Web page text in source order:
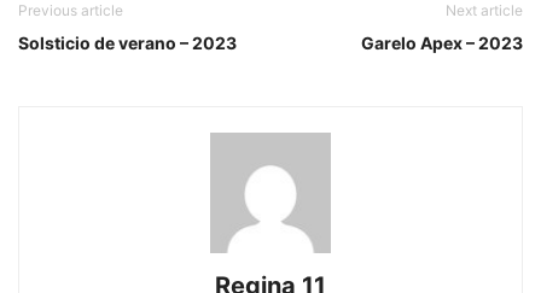
Previous article
Solsticio de verano – 2023
Next article
Garelo Apex – 2023
Regina 11